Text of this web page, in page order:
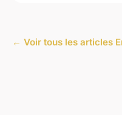
← Voir tous les articles